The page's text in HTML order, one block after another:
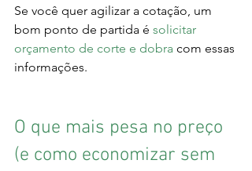
Se você quer agilizar a cotação, um
bom ponto de partida é solicitar
orçamento de corte e dobra com essas
informações.
O que mais pesa no preço
(e como economizar sem